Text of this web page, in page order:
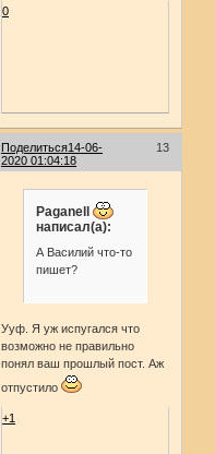
0
Поделиться 13
14-06-
2020 01:04:18
Paganell
написал(а):
А Василий что-то
пишет?
Ууф. Я уж испугался что
возможно не правильно
понял ваш прошлый пост. Аж
отпустило
+1